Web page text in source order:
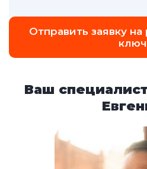
Отправить заявку
ключ
Ваш